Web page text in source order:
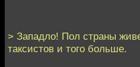
> Западло! Пол страны
таксистов и того больше.